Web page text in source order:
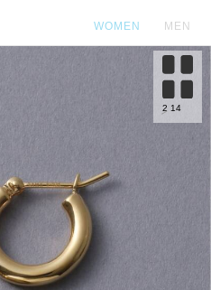
WOMEN MEN
2 14